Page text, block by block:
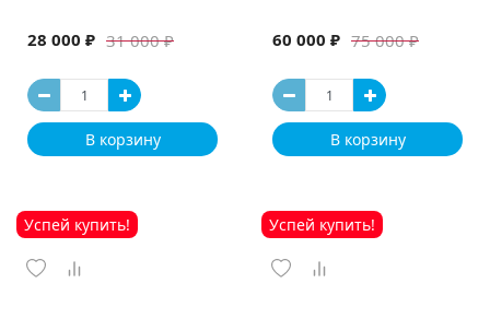
машина
31 000 ₽
28 000 ₽
В корзину
75 000 ₽
60 000 ₽
В корзину
Успей купить! Успей купить!